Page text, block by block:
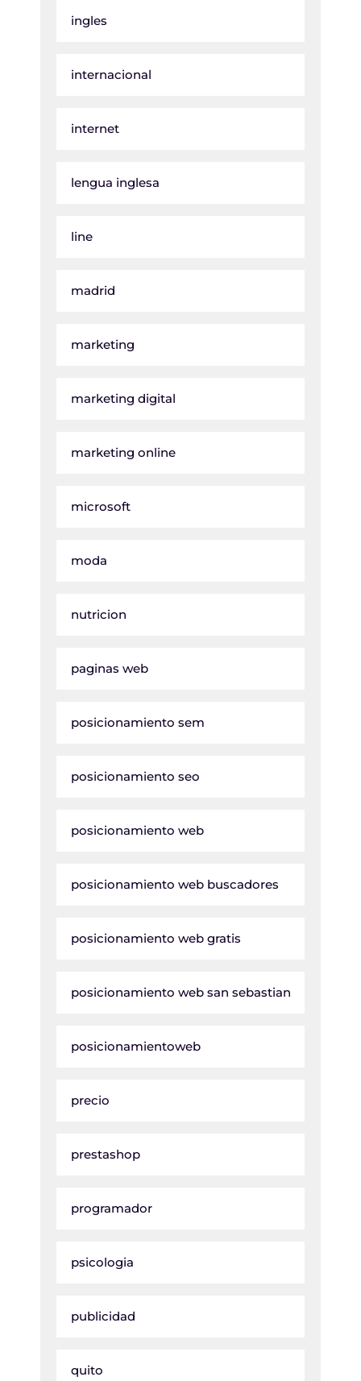
ingles
internacional
internet
lengua inglesa
line
madrid
marketing
marketing digital
marketing online
microsoft
moda
nutricion
paginas web
posicionamiento sem
posicionamiento seo
posicionamiento web
posicionamiento web buscadores
posicionamiento web gratis
posicionamiento web san sebastian
posicionamientoweb
precio
prestashop
programador
psicologia
publicidad
quito